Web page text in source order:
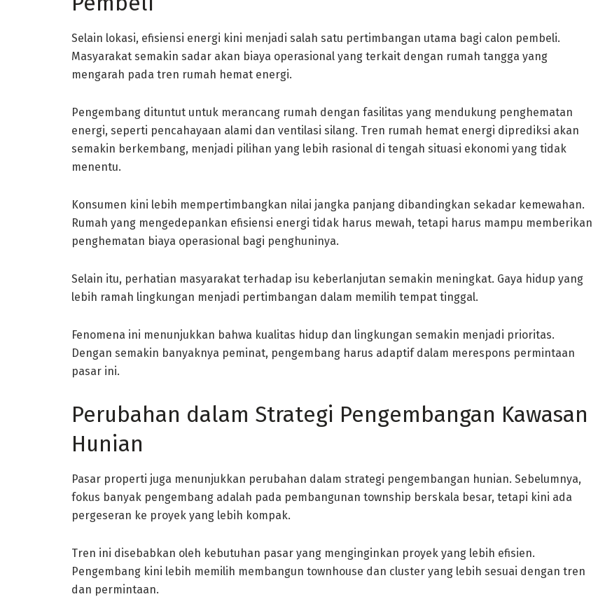
Selain lokasi, efisiensi energi kini menjadi salah satu pertimbangan utama bagi calon pembeli.
Masyarakat semakin sadar akan biaya operasional yang terkait dengan rumah tangga yang
mengarah pada tren rumah hemat energi.
Pengembang dituntut untuk merancang rumah dengan fasilitas yang mendukung penghematan
energi, seperti pencahayaan alami dan ventilasi silang. Tren rumah hemat energi diprediksi akan
semakin berkembang, menjadi pilihan yang lebih rasional di tengah situasi ekonomi yang tidak
menentu.
Konsumen kini lebih mempertimbangkan nilai jangka panjang dibandingkan sekadar kemewahan.
Rumah yang mengedepankan efisiensi energi tidak harus mewah, tetapi harus mampu memberikan
penghematan biaya operasional bagi penghuninya.
Selain itu, perhatian masyarakat terhadap isu keberlanjutan semakin meningkat. Gaya hidup yang
lebih ramah lingkungan menjadi pertimbangan dalam memilih tempat tinggal.
Fenomena ini menunjukkan bahwa kualitas hidup dan lingkungan semakin menjadi prioritas.
Dengan semakin banyaknya peminat, pengembang harus adaptif dalam merespons permintaan
pasar ini.
Perubahan dalam Strategi Pengembangan Kawasan
Hunian
Pasar properti juga menunjukkan perubahan dalam strategi pengembangan hunian. Sebelumnya,
fokus banyak pengembang adalah pada pembangunan township berskala besar, tetapi kini ada
pergeseran ke proyek yang lebih kompak.
Tren ini disebabkan oleh kebutuhan pasar yang menginginkan proyek yang lebih efisien.
Pengembang kini lebih memilih membangun townhouse dan cluster yang lebih sesuai dengan tren
dan permintaan.